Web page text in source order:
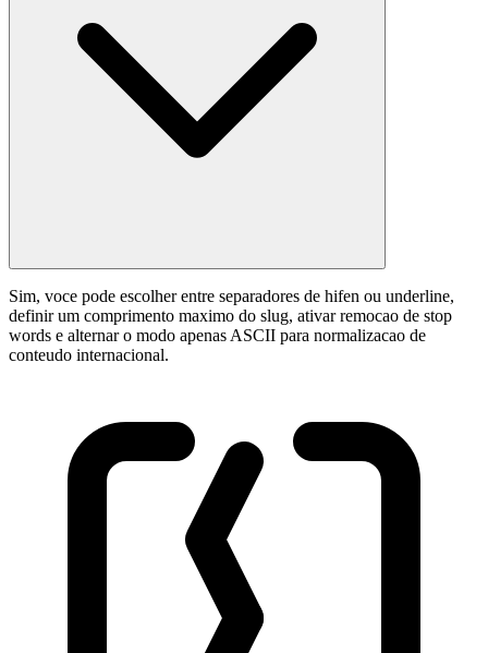
Sim, voce pode escolher entre separadores de hifen ou underline,
definir um comprimento maximo do slug, ativar remocao de stop
words e alternar o modo apenas ASCII para normalizacao de
conteudo internacional.